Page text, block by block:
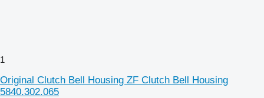
1
Original Clutch Bell Housing ZF Clutch Bell Housing
5840.302.065